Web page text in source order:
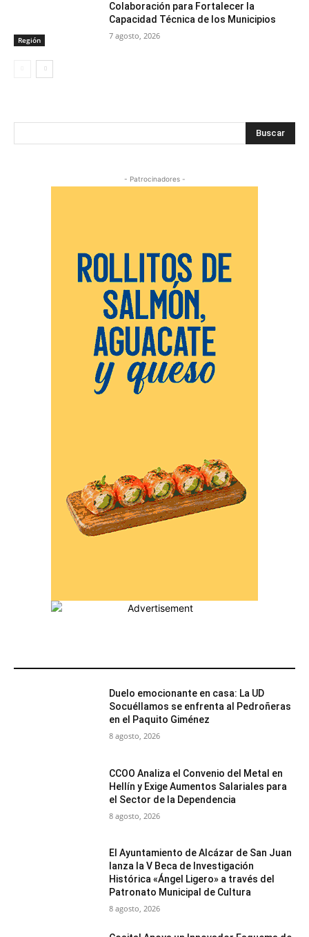
Región
Colaboración para Fortalecer la
Capacidad Técnica de los Municipios
7 agosto, 2026
Buscar
- Patrocinadores -
Duelo emocionante en casa: La UD
Socuéllamos se enfrenta al Pedroñeras
en el Paquito Giménez
8 agosto, 2026
CCOO Analiza el Convenio del Metal en
Hellín y Exige Aumentos Salariales para
el Sector de la Dependencia
8 agosto, 2026
El Ayuntamiento de Alcázar de San Juan
lanza la V Beca de Investigación
Histórica «Ángel Ligero» a través del
Patronato Municipal de Cultura
8 agosto, 2026